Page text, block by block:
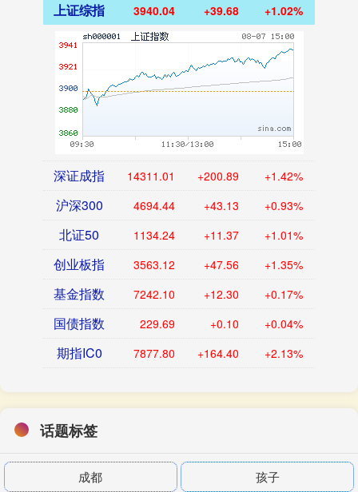
上证综指 3940.04 +39.68 +1.02%
深证成指 14311.01 +200.89 +1.42%
沪深300 4694.44 +43.13 +0.93%
北证50 1134.24 +11.37 +1.01%
创业板指 3563.12 +47.56 +1.35%
基金指数 7242.10 +12.30 +0.17%
国债指数 229.69 +0.10 +0.04%
期指IC0 7877.80 +164.40 +2.13%
话题标签
成都 孩子